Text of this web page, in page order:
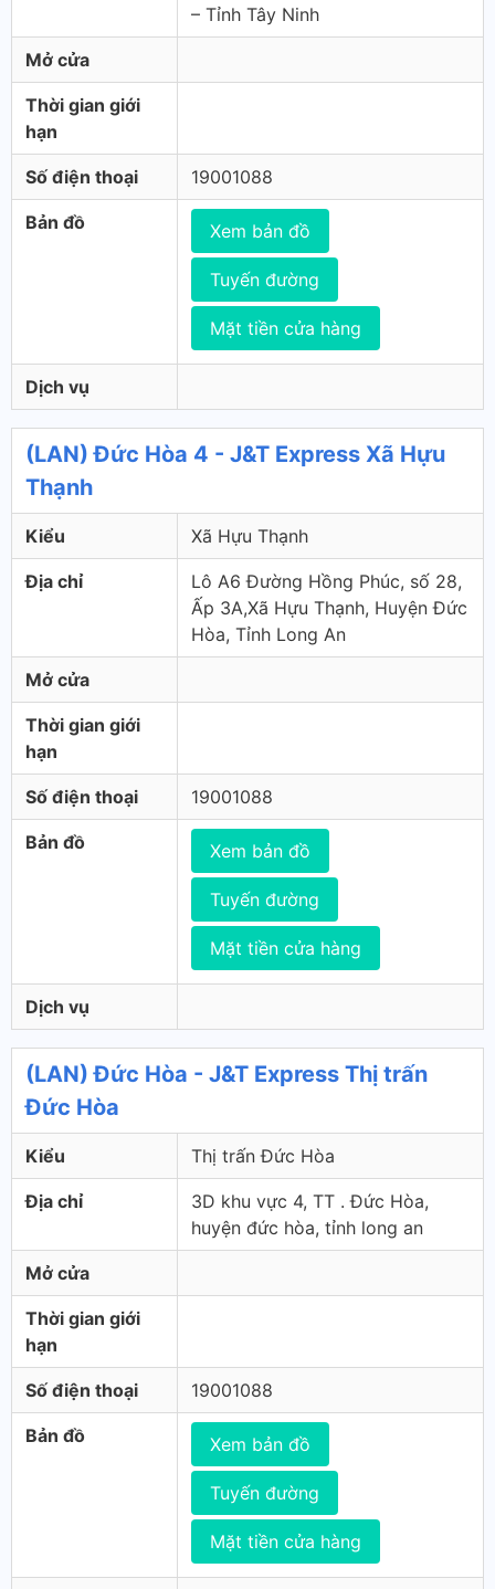
– Tỉnh Tây Ninh
Mở cửa
Thời gian giới
hạn
Số điện thoại 19001088
Bản đồ Xem bản đồ
Tuyến đường
Mặt tiền cửa hàng
Dịch vụ
(LAN) Đức Hòa 4 - J&T Express Xã Hựu
Thạnh
Kiểu Xã Hựu Thạnh
Địa chỉ
Lô A6 Đường Hồng Phúc, số 28,
Ấp 3A,Xã Hựu Thạnh, Huyện Đức
Hòa, Tỉnh Long An
Mở cửa
Thời gian giới
hạn
Số điện thoại 19001088
Bản đồ Xem bản đồ
Tuyến đường
Mặt tiền cửa hàng
Dịch vụ
(LAN) Đức Hòa - J&T Express Thị trấn
Đức Hòa
Kiểu Thị trấn Đức Hòa
Địa chỉ
3D khu vực 4, TT . Đức Hòa,
huyện đức hòa, tỉnh long an
Mở cửa
Thời gian giới
hạn
Số điện thoại 19001088
Bản đồ Xem bản đồ
Tuyến đường
Mặt tiền cửa hàng